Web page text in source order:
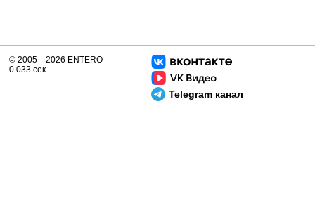
Telegram канал
© 2005—2026 ENTERO
0.033 сек.